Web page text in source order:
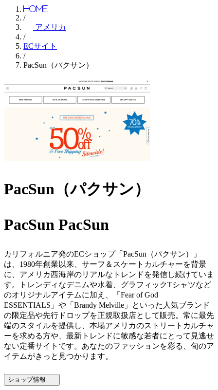
Home
/
アメリカ
/
ECサイト
/
PacSun（パクサン）
PacSun（パクサン）
PacSun PacSun
カリフォルニア発のECショップ「PacSun（パクサン）」
は、1980年創業以来、サーフ＆スケートカルチャーを背景
に、アメリカ西海岸のリアルなトレンドを発信し続けていま
す。トレンディなデニムや水着、グラフィックTシャツなど
のオリジナルアイテムに加え、「Fear of God
ESSENTIALS」や「Brandy Melville」といった人気ブランド
の限定品や先行ドロップを正規取扱店として販売。常に最先
端のスタイルを提供し、本場アメリカのストリートカルチャ
ーを求める方や、最新トレンドに敏感な若者にとって見逃せ
ない定番サイトです。あなたのファッションを彩る、旬のア
イテムがきっと見つかります。
ショップ情報